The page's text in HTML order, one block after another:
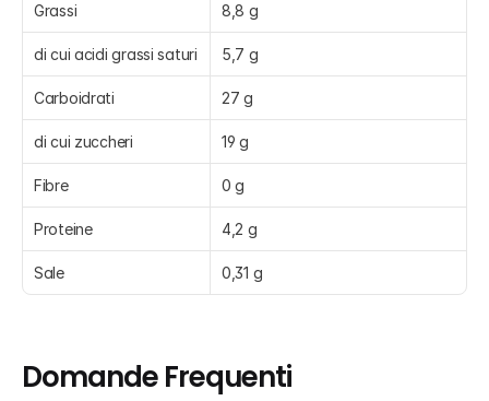
Grassi 8,8 g
di cui acidi grassi saturi 5,7 g
Carboidrati 27 g
di cui zuccheri 19 g
Fibre 0 g
Proteine 4,2 g
Sale 0,31 g
Domande Frequenti